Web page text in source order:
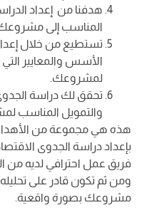
هدفنا من إعداد
المناسب إلى مشروعك
تستطيع من خلال
الأسس والمعايير
لمشروعك.
تحقق لك دراسة
والتمويل المناسب
هذه هي مجموعة من
بإعداد دراسة الجدوى
فريق عمل احترافي لديه من
ومن ثم تكون قادر على
مشروعك بصورة واقعية.